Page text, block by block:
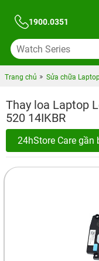
1900.0351
Trang chủ Sửa chữa
Thay loa Laptop
520 14IKBR
24hStore Care gần